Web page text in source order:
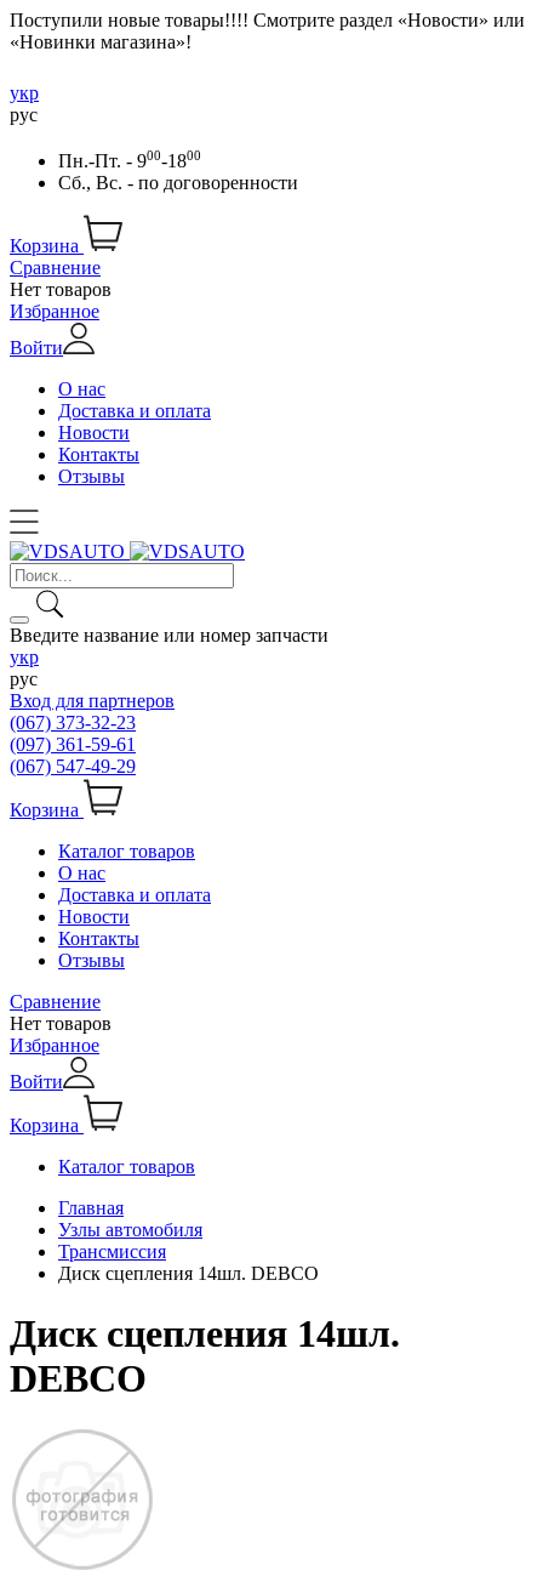
Поступили новые товары!!!! Смотрите раздел «Новости» или
«Новинки магазина»!
укр
рус
Пн.-Пт. - 900-1800
Сб., Вс. - по договоренности
Корзина
Сравнение
Нет товаров
Избранное
Войти
О нас
Доставка и оплата
Новости
Контакты
Отзывы
Введите название или номер запчасти
укр
рус
Вход для партнеров
(067) 373-32-23
(097) 361-59-61
(067) 547-49-29
Корзина
Каталог товаров
О нас
Доставка и оплата
Новости
Контакты
Отзывы
Сравнение
Нет товаров
Избранное
Войти
Корзина
Каталог товаров
Главная
Узлы автомобиля
Трансмиссия
Диск сцепления 14шл. DEBCO
Диск сцепления 14шл.
DEBCO